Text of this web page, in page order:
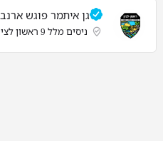
גן איתמר פוגש ארנב
ניסים מלל 9 ראשון לציון